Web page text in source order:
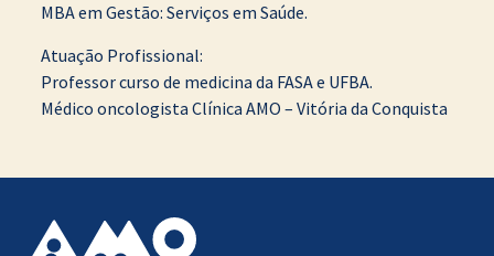
MBA em Gestão: Serviços em Saúde.
Atuação Profissional:
Professor curso de medicina da FASA e UFBA.
Médico oncologista Clínica AMO – Vitória da Conquista